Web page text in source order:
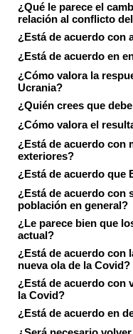
¿Qué le parece el
relación al conflicto
¿Está de acuerdo con
¿Está de acuerdo en
¿Cómo valora la
Ucrania?
¿Quién crees que
¿Cómo valora el
¿Está de acuerdo con
exteriores?
¿Está de acuerdo que
¿Está de acuerdo con
población en general?
¿Le parece bien que
actual?
¿Está de acuerdo con
nueva ola de la Covid?
¿Está de acuerdo con
la Covid?
¿Está de acuerdo en